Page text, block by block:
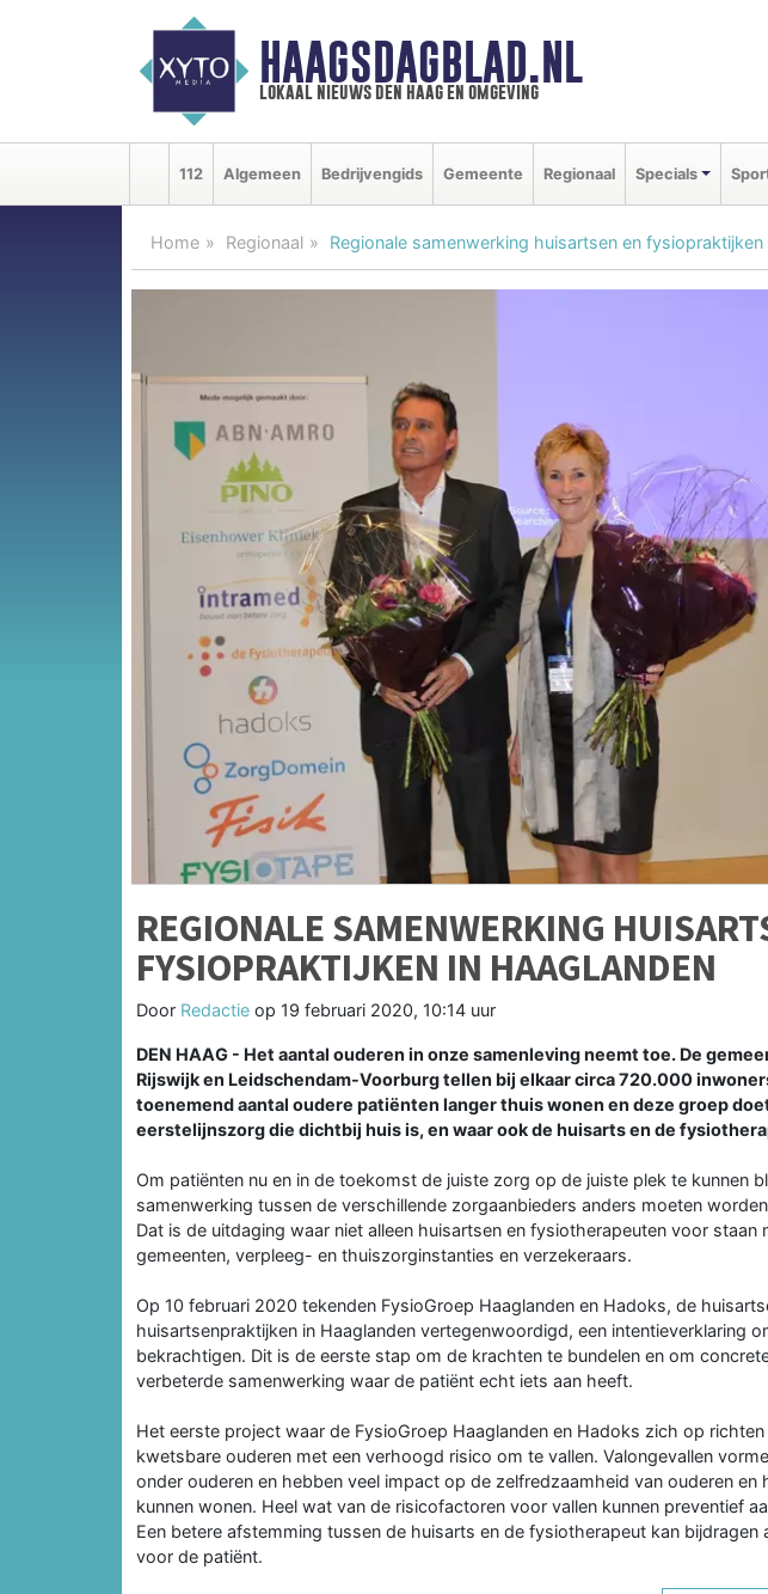
HAAGSDAGBLAD.NL
lokaal nieuws den haag en omgeving
112 Algemeen Bedrijvengids Gemeente Regionaal Specials
Home Regionaal Regionale samenwerking huisartsen en fysiopraktijken
REGIONALE SAMENWERKING
FYSIOPRAKTIJKEN IN HAAGLANDEN
Door Redactie op 19 februari 2020, 10:14 uur
DEN HAAG - Het aantal ouderen in onze samenleving neemt toe. De
Rijswijk en Leidschendam-Voorburg tellen bij elkaar circa 720.000
toenemend aantal oudere patiënten langer thuis wonen en deze groep
eerstelijnszorg die dichtbij huis is, en waar ook de huisarts en de
Om patiënten nu en in de toekomst de juiste zorg op de juiste plek te kunnen
samenwerking tussen de verschillende zorgaanbieders anders moeten
Dat is de uitdaging waar niet alleen huisartsen en fysiotherapeuten voor staan
gemeenten, verpleeg- en thuiszorginstanties en verzekeraars.
Op 10 februari 2020 tekenden FysioGroep Haaglanden en Hadoks, de
huisartsenpraktijken in Haaglanden vertegenwoordigd, een intentieverklaring
bekrachtigen. Dit is de eerste stap om de krachten te bundelen en om
verbeterde samenwerking waar de patiënt echt iets aan heeft.
Het eerste project waar de FysioGroep Haaglanden en Hadoks zich op
kwetsbare ouderen met een verhoogd risico om te vallen. Valongevallen
onder ouderen en hebben veel impact op de zelfredzaamheid van ouderen en
kunnen wonen. Heel wat van de risicofactoren voor vallen kunnen preventief
Een betere afstemming tussen de huisarts en de fysiotherapeut kan bijdragen
voor de patiënt.